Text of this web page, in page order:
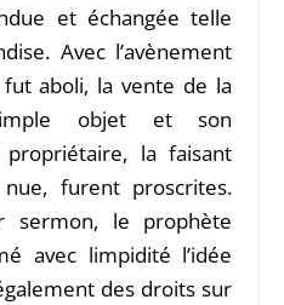
et échangée telle
Avec l’avènement
fut aboli, la vente de la
objet et son
la faisant
furent proscrites.
sermon, le prophète
avec limpidité l’idée
des droits sur